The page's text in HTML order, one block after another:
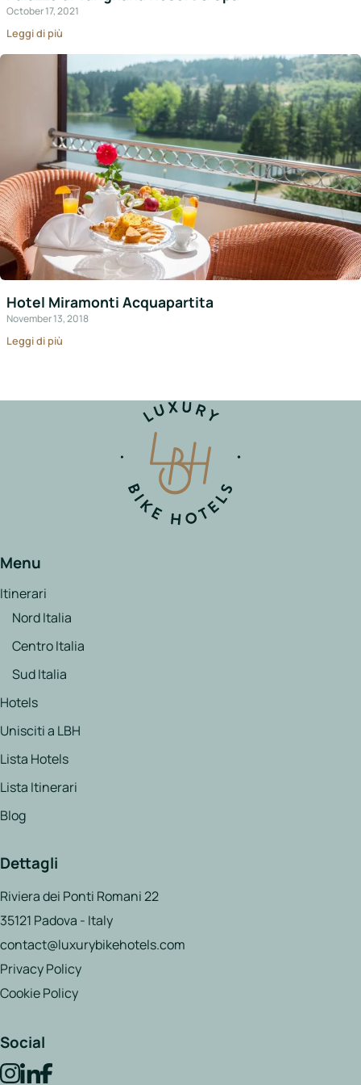
October 17, 2021
Leggi di più
Hotel Miramonti Acquapartita
November 13, 2018
Leggi di più
Menu
Itinerari
Nord Italia
Centro Italia
Sud Italia
Hotels
Unisciti a LBH
Lista Hotels
Lista Itinerari
Blog
Social
Dettagli
Riviera dei Ponti Romani 22
35121 Padova - Italy
contact@luxurybikehotels.com
Privacy Policy
Cookie Policy